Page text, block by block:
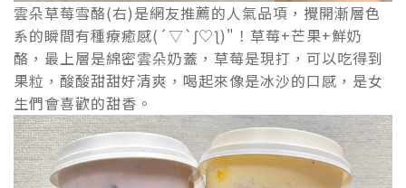
雲朵草莓雪酪(右)是網友推薦的人氣品項，攪開漸層色
系的瞬間有種療癒感(´▽`ʃ♡ƪ)"！草莓+芒果+鮮奶
酪，最上層是綿密雲朵奶蓋，草莓是現打，可以吃得到
果粒，酸酸甜甜好清爽，喝起來像是冰沙的口感，是女
生們會喜歡的甜香。